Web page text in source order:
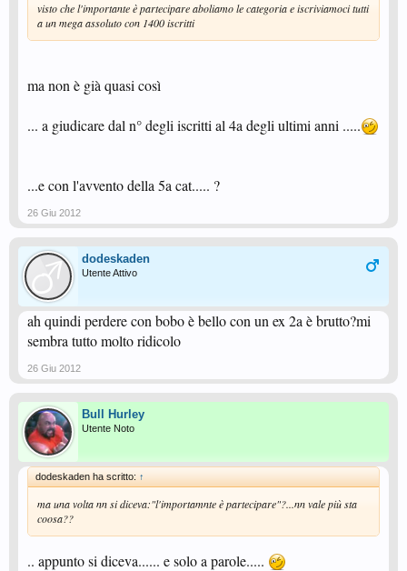
visto che l'importante è partecipare aboliamo le categoria e iscriviamoci tutti
a un mega assoluto con 1400 iscritti
ma non è già quasi così
... a giudicare dal n° degli iscritti al 4a degli ultimi anni .....
...e con l'avvento della 5a cat..... ?
26 Giu 2012
dodeskaden
Utente Attivo
ah quindi perdere con bobo è bello con un ex 2a è brutto?mi
sembra tutto molto ridicolo
26 Giu 2012
Bull Hurley
Utente Noto
dodeskaden ha scritto: ↑
ma una volta nn si diceva:"l'importamnte è partecipare"?...nn vale più sta
coosa??
.. appunto si diceva...... e solo a parole.....